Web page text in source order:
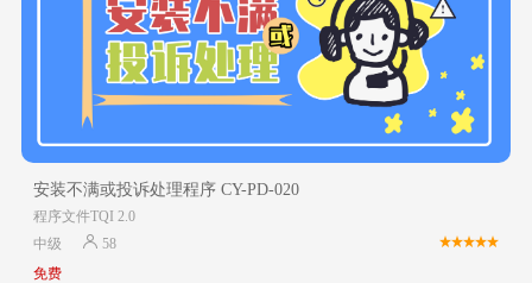
安装不满或投诉处理程序 CY-PD-020
程序文件TQI 2.0
中级
58
免费